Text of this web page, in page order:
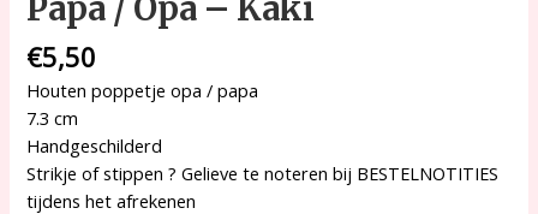
€5,50
Houten poppetje opa / papa
7.3 cm
Handgeschilderd
Strikje of stippen ? Gelieve te noteren bij BESTELNOTITIES
tijdens het afrekenen